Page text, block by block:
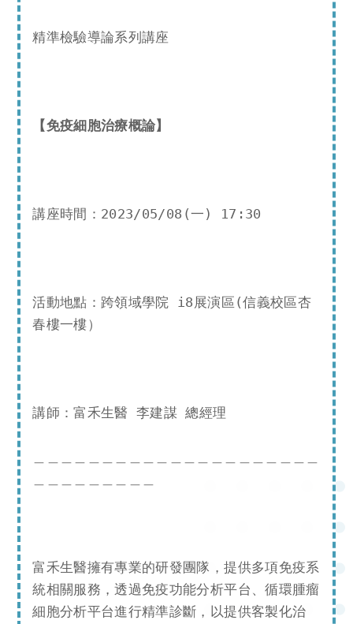
精準檢驗導論系列講座
【免疫細胞治療概論】
講座時間：2023/05/08(一) 17:30
活動地點：跨領域學院 i8展演區(信義校區杏
春樓一樓）
講師：富禾生醫 李建謀 總經理
富禾生醫擁有專業的研發團隊，提供多項免疫系
統相關服務，透過免疫功能分析平台、循環腫瘤
細胞分析平台進行精準診斷，以提供客製化治